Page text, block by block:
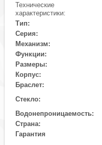
Технические
характеристики:
Тип:
Серия:
Механизм:
Функции:
Размеры:
Корпус:
Браслет:
Стекло:
Водонепроницаемость:
Страна:
Гарантия